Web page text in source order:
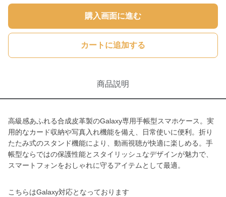
購入画面に進む
カートに追加する
商品説明
高級感あふれる合成皮革製のGalaxy専用手帳型スマホケース。実
用的なカード収納や写真入れ機能を備え、日常使いに便利。折り
たたみ式のスタンド機能により、動画視聴が快適に楽しめる。手
帳型ならではの保護性能とスタイリッシュなデザインが魅力で、
スマートフォンをおしゃれに守るアイテムとして最適。
こちらはGalaxy対応となっております